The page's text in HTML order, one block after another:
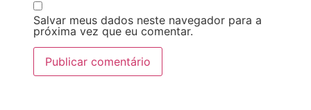
Salvar meus dados neste navegador para a
próxima vez que eu comentar.